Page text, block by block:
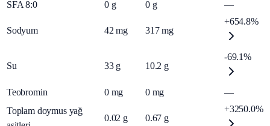
SFA 8:0
0 g 0 g —
Sodyum 42 mg 317 mg
+654.8%
Su 33 g 10.2 g
-69.1%
Teobromin 0 mg 0 mg
—
Toplam doymus yağ
0.02 g 0.67 g
+3250.0%